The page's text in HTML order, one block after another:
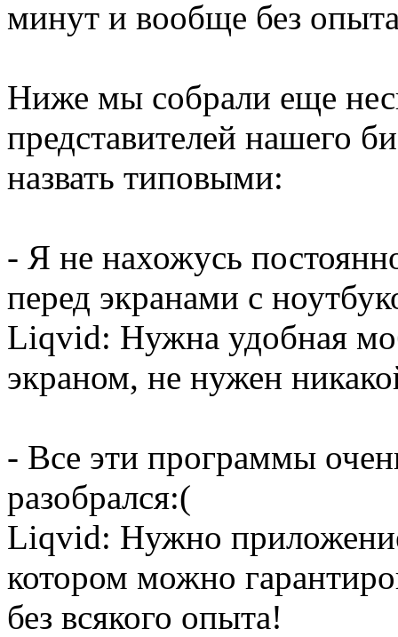
минут и вообще без
Ниже мы собрали еще
представителей нашего
назвать типовыми:
- Я не нахожусь
перед экранами с
Liqvid: Нужна удобная
экраном, не нужен
- Все эти программы
разобрался:(
Liqvid: Нужно
котором можно
без всякого опыта!